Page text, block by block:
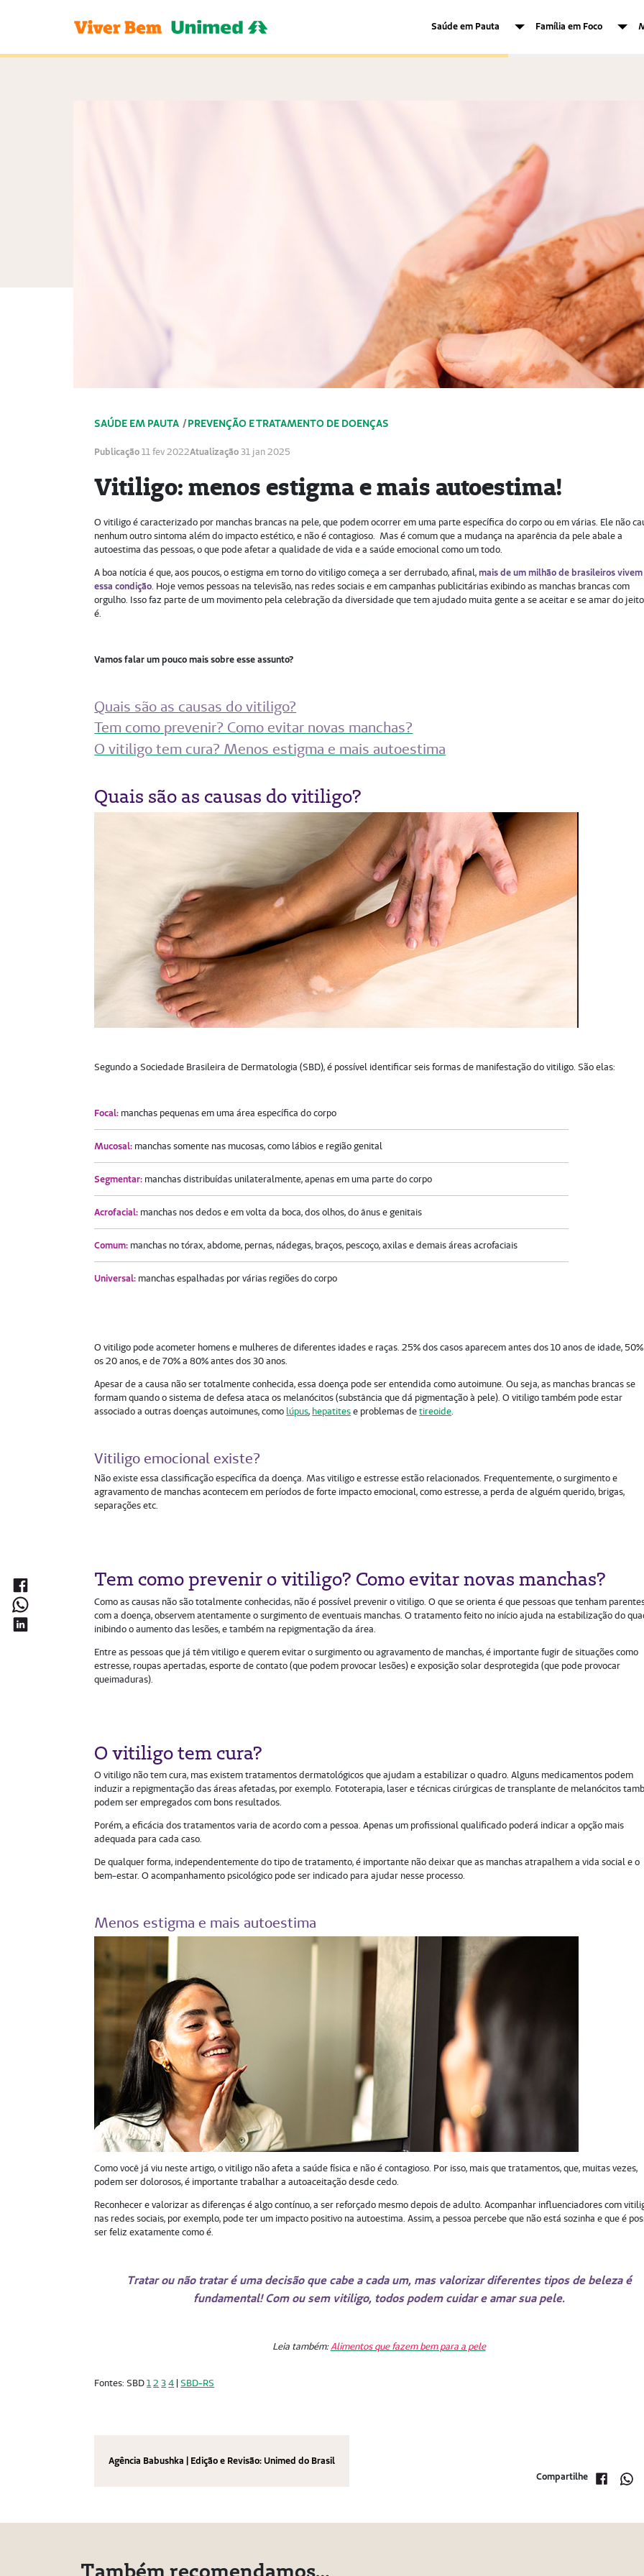
Saúde em Pauta Família em Foco
SAÚDE EM PAUTA /PREVENÇÃO E TRATAMENTO DE DOENÇAS
Publicação11 fev 2022Atualização31 jan 2025
Vitiligo: menos estigma e mais autoestima!
O vitiligo é caracterizado por manchas brancas na pele, que podem ocorrer em uma parte específica do corpo ou em várias. Ele não
nenhum outro sintoma além do impacto estético, e não é contagioso. Mas é comum que a mudança na aparência da pele abale a
autoestima das pessoas, o que pode afetar a qualidade de vida e a saúde emocional como um todo.
A boa notícia é que, aos poucos, o estigma em torno do vitiligo começa a ser derrubado, afinal,mais de um milhão de brasileiros vivem
essa condição. Hoje vemos pessoas na televisão, nas redes sociais e em campanhas publicitárias exibindo as manchas brancas com
orgulho. Isso faz parte de um movimento pela celebração da diversidade que tem ajudado muita gente a se aceitar e se amar do
é.
Vamos falar um pouco mais sobre esse assunto?
Quais são as causas do vitiligo?
Tem como prevenir? Como evitar novas manchas?
O vitiligo tem cura? Menos estigma e mais autoestima
Quais são as causas do vitiligo?
Segundo a Sociedade Brasileira de Dermatologia (SBD), é possível identificar seis formas de manifestação do vitiligo. São elas:
Focal: manchas pequenas em uma área específica do corpo
Mucosal: manchas somente nas mucosas, como lábios e região genital
Segmentar: manchas distribuídas unilateralmente, apenas em uma parte do corpo
Acrofacial: manchas nos dedos e em volta da boca, dos olhos, do ânus e genitais
Comum: manchas no tórax, abdome, pernas, nádegas, braços, pescoço, axilas e demais áreas acrofaciais
Universal: manchas espalhadas por várias regiões do corpo
O vitiligo pode acometer homens e mulheres de diferentes idades e raças. 25% dos casos aparecem antes dos 10 anos de idade,
os 20 anos, e de 70% a 80% antes dos 30 anos.
Apesar de a causa não ser totalmente conhecida, essa doença pode ser entendida como autoimune. Ou seja, as manchas brancas se
formam quando o sistema de defesa ataca os melanócitos (substância que dá pigmentação à pele). O vitiligo também pode estar
associado a outras doenças autoimunes, como lúpus, hepatitese problemas detireoide.
Vitiligo emocional existe?
Não existe essa classificação específica da doença. Mas vitiligo e estresse estão relacionados. Frequentemente, o surgimento e
agravamento de manchas acontecem em períodos de forte impacto emocional, como estresse, a perda de alguém querido, brigas,
separações etc.
Tem como prevenir o vitiligo? Como evitar novas manchas?
Como as causas não são totalmente conhecidas, não é possível prevenir o vitiligo. O que se orienta é que pessoas que tenham
com a doença, observem atentamente o surgimento de eventuais manchas. O tratamento feito no início ajuda na estabilização do
inibindo o aumento das lesões, e também na repigmentação da área.
Entre as pessoas que já têm vitiligo e querem evitar o surgimento ou agravamento de manchas, é importante fugir de situações como
estresse, roupas apertadas, esporte de contato (que podem provocar lesões) e exposição solar desprotegida (que pode provocar
queimaduras).
O vitiligo tem cura?
O vitiligo não tem cura, mas existem tratamentos dermatológicos que ajudam a estabilizar o quadro. Alguns medicamentos podem
induzir a repigmentação das áreas afetadas, por exemplo. Fototerapia, laser e técnicas cirúrgicas de transplante de melanócitos
podem ser empregados com bons resultados.
Porém, a eficácia dos tratamentos varia de acordo com a pessoa. Apenas um profissional qualificado poderá indicar a opção mais
adequada para cada caso.
De qualquer forma, independentemente do tipo de tratamento, é importante não deixar que as manchas atrapalhem a vida social e o
bem-estar. O acompanhamento psicológico pode ser indicado para ajudar nesse processo.
Menos estigma e mais autoestima
Como você já viu neste artigo, o vitiligo não afeta a saúde física e não é contagioso. Por isso, mais que tratamentos, que, muitas vezes,
podem ser dolorosos, é importante trabalhar a autoaceitação desde cedo.
Reconhecer e valorizar as diferenças é algo contínuo, a ser reforçado mesmo depois de adulto. Acompanhar influenciadores com
nas redes sociais, por exemplo, pode ter um impacto positivo na autoestima. Assim, a pessoa percebe que não está sozinha e que é
ser feliz exatamente como é.
Tratar ou não tratar é uma decisão que cabe a cada um, mas valorizar diferentes tipos de beleza é
fundamental! Com ou sem vitiligo, todos podem cuidar e amar sua pele.
Leia também:Alimentos que fazem bem para a pele
Fontes: SBD12 34 |SBD-RS
Agência Babushka | Edição e Revisão: Unimed do Brasil
Compartilhe
Também recomendamos…